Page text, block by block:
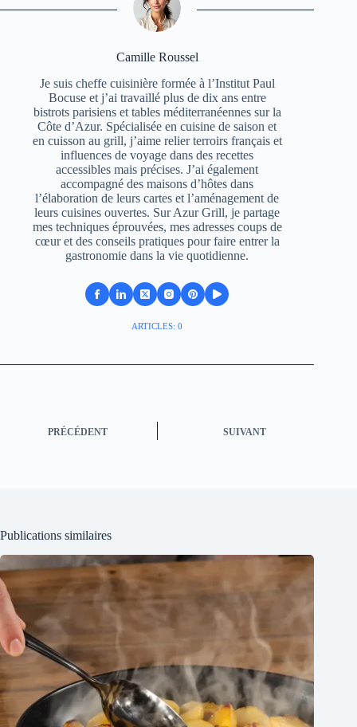
Camille Roussel
Je suis cheffe cuisinière formée à l’Institut Paul
Bocuse et j’ai travaillé plus de dix ans entre
bistrots parisiens et tables méditerranéennes sur la
Côte d’Azur. Spécialisée en cuisine de saison et
en cuisson au grill, j’aime relier terroirs français et
influences de voyage dans des recettes
accessibles mais précises. J’ai également
accompagné des maisons d’hôtes dans
l’élaboration de leurs cartes et l’aménagement de
leurs cuisines ouvertes. Sur Azur Grill, je partage
mes techniques éprouvées, mes adresses coups de
cœur et des conseils pratiques pour faire entrer la
gastronomie dans la vie quotidienne.
ARTICLES: 0
PRÉCÉDENT SUIVANT
Publications similaires